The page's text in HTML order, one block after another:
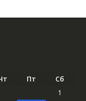
Пт
Сб
1